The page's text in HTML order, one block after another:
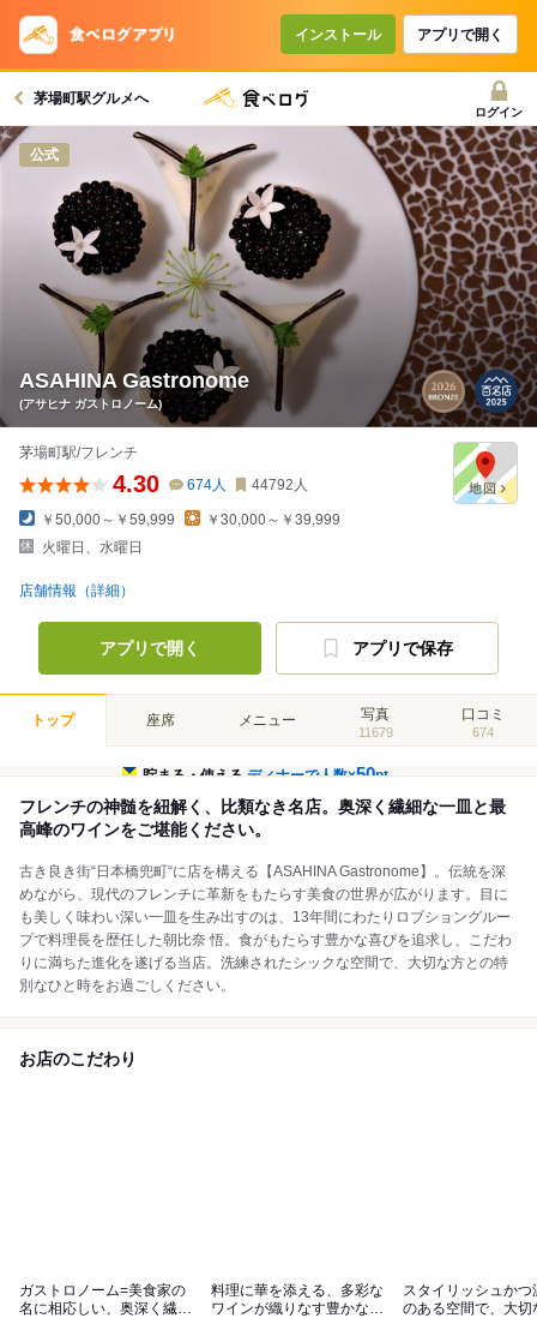
インストール アプリで開く
茅場町駅グルメへ
ログイン
公式
ASAHINA Gastronome
(アサヒナ ガストロノーム)
茅場町駅/フレンチ
4.30 674人 44792 人
￥50,000～￥59,999
￥30,000～￥39,999
火曜日、水曜日
店舗情報（詳細）
アプリで開く アプリで保存
トップ 座席 メニュー 写真
11679
口コミ
674
貯まる・使えるディナーで人数×50pt
フレンチの神髄を紐解く、比類なき名店。奥深く繊細な一皿と最
高峰のワインをご堪能ください。
古き良き街“日本橋兜町“に店を構える【ASAHINA Gastronome】。伝統を深
めながら、現代のフレンチに革新をもたらす美食の世界が広がります。目に
も美しく味わい深い一皿を生み出すのは、13年間にわたりロブショングルー
プで料理長を歴任した朝比奈 悟。食がもたらす豊かな喜びを追求し、こだわ
りに満ちた進化を遂げる当店。洗練されたシックな空間で、大切な方との特
別なひと時をお過ごしください。
お店のこだわり
ガストロノーム=美食家の
名に相応しい、奥深く繊細
料理に華を添える、多彩な
ワインが織りなす豊かなマ
スタイリッシュかつ
のある空間で、大切